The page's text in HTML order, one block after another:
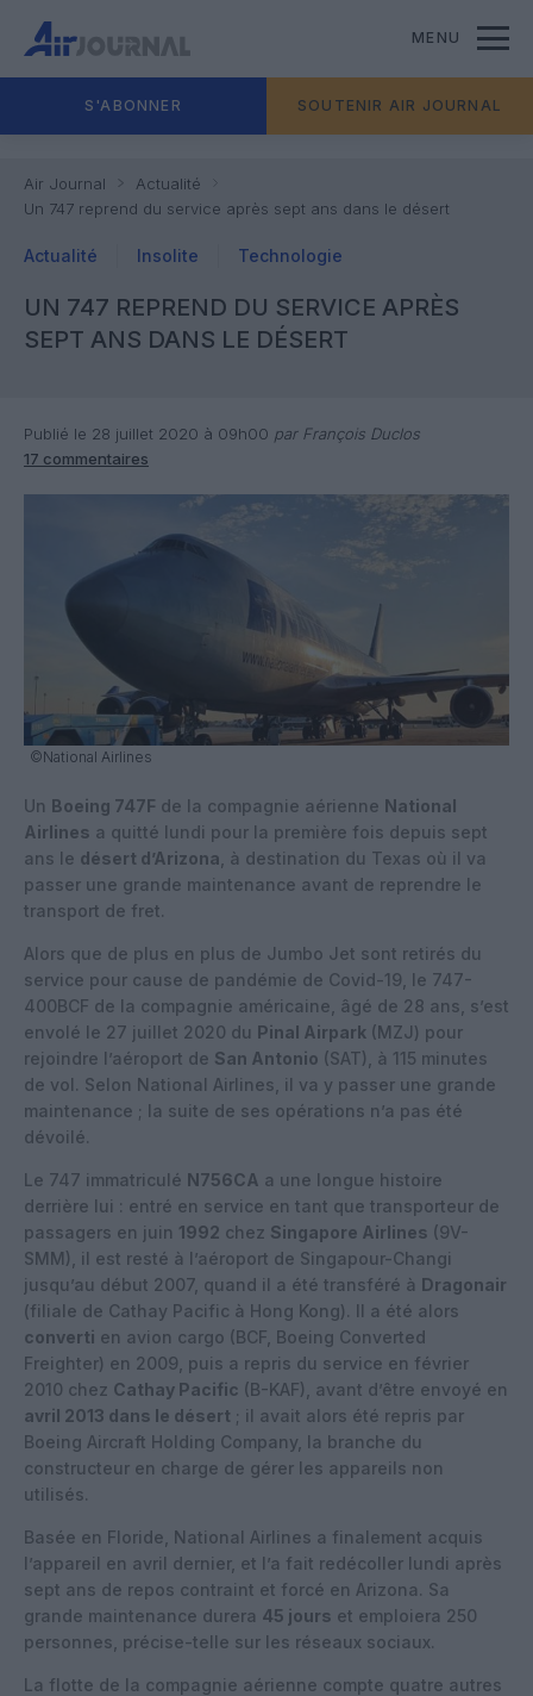
MENU
S'ABONNER SOUTENIR AIR JOURNAL
Air Journal
Actualité
Un 747 reprend du service après sept ans dans le désert
Actualité Insolite Technologie
UN 747 REPREND DU SERVICE APRÈS
SEPT ANS DANS LE DÉSERT
Publié le 28 juillet 2020 à 09h00 par François Duclos
17 commentaires
©National Airlines
Un Boeing 747F de la compagnie aérienne National
Airlines a quitté lundi pour la première fois depuis sept
ans le désert d’Arizona , à destination du Texas où il va
passer une grande maintenance avant de reprendre le
transport de fret.
Alors que de plus en plus de Jumbo Jet sont retirés du
service pour cause de pandémie de Covid-19, le 747-
400BCF de la compagnie américaine, âgé de 28 ans, s’est
envolé le 27 juillet 2020 du Pinal Airpark (MZJ) pour
rejoindre l’aéroport de San Antonio (SAT), à 115 minutes
de vol. Selon National Airlines, il va y passer une grande
maintenance ; la suite de ses opérations n’a pas été
dévoilé.
Le 747 immatriculé N756CA a une longue histoire
derrière lui : entré en service en tant que transporteur de
passagers en juin 1992 chez Singapore Airlines (9V-
SMM), il est resté à l’aéroport de Singapour-Changi
jusqu’au début 2007, quand il a été transféré à Dragonair
(filiale de Cathay Pacific à Hong Kong). Il a été alors
converti en avion cargo (BCF, Boeing Converted
Freighter) en 2009, puis a repris du service en février
2010 chez Cathay Pacific (B-KAF), avant d’être envoyé en
avril 2013 dans le désert ; il avait alors été repris par
Boeing Aircraft Holding Company, la branche du
constructeur en charge de gérer les appareils non
utilisés.
Basée en Floride, National Airlines a finalement acquis
l’appareil en avril dernier, et l’a fait redécoller lundi après
sept ans de repos contraint et forcé en Arizona. Sa
grande maintenance durera 45 jours et emploiera 250
personnes, précise-telle sur les réseaux sociaux.
La flotte de la compagnie aérienne compte quatre autres